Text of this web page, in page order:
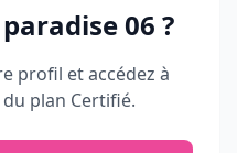
06 ?
profil et accédez à
plan Certifié.